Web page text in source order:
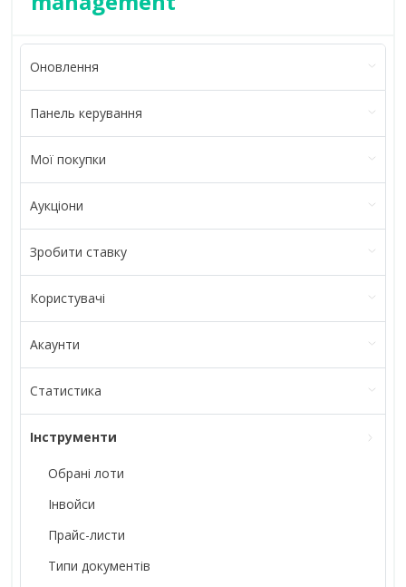
Оновлення
Панель керування
Мої покупки
Аукціони
Зробити ставку
Користувачі
Акаунти
Статистика
Інструменти
Обрані лоти
Інвойси
Прайс-листи
Типи документів